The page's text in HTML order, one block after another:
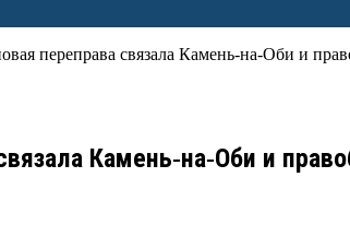
переправа связала Камень‑на‑Оби и
Камень‑на‑Оби и